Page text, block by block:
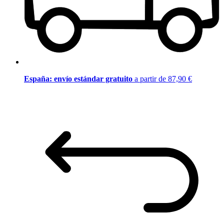
España: envío estándar gratuito a partir de 87,90 €